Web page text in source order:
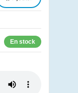
En stock